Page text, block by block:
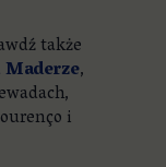
także
,
i